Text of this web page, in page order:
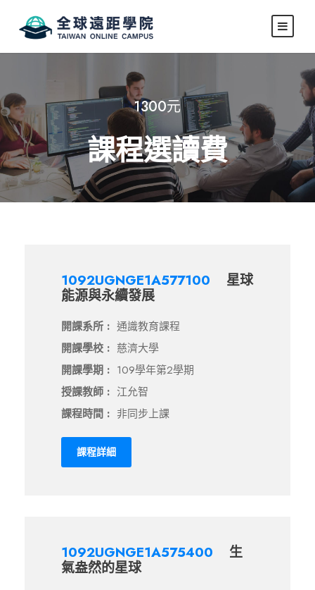
1300元
課程選讀費
1092UGNGE1A577100
星球
能源與永續發展
開課系所 : 通識教育課程
開課學校 : 慈濟大學
開課學期 : 109學年第2學期
授課教師 : 江允智
課程時間 : 非同步上課
課程詳細
1092UGNGE1A575400
生
氣盎然的星球